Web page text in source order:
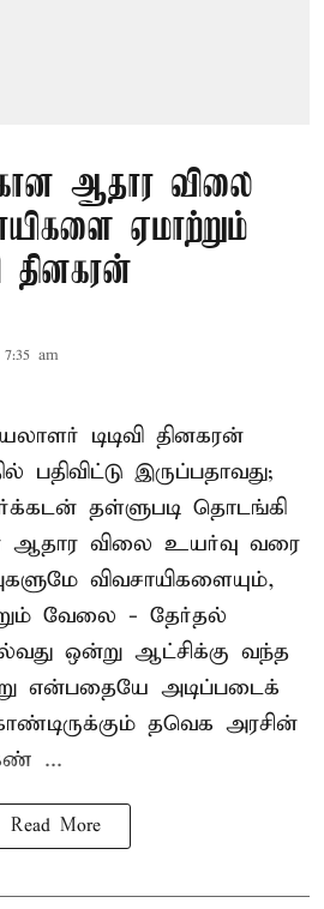
ஆதார விலை
ஏமாற்றும்
தினகரன்
am
டிடிவி தினகரன்
இருப்பதாவது;
தள்ளுபடி தொடங்கி
ஆதார விலை உயர்வு வரை
விவசாயிகளையும்,
வேலை - தேர்தல்
ஒன்று ஆட்சிக்கு வந்த
என்பதையே அடிப்படைக்
தவெக அரசின்
...
Read More